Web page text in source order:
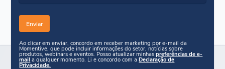
Ao clicar em enviar, concordo em receber marketing por e-mail da
Momentive, que pode incluir informações do setor, notícias sobre
produtos, webinars e eventos. Posso atualizar minhaspreferências de e-
mail a qualquer momento. Li e concordo com aDeclaração de
Privacidade.